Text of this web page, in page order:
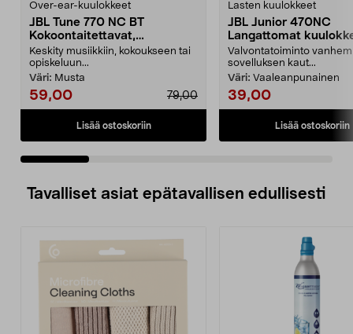
Over-ear-kuulokkeet
JBL Tune 770 NC BT
Kokoontaitettavat,
langattomat over-ear-
kuulokkeet
Keskity musiikkiin, kokoukseen tai
opiskeluun...
Väri: Musta
59,00 79,00
Lisää ostoskoriin
Lasten kuulokkeet
JBL Junior 470NC
Langattomat
lasten ANC
Valvontatoiminto
sovelluksen kaut...
Väri: Vaaleanpunainen
39,00
Lisää ostoskoriin
Tavalliset asiat epätavallisen edullisesti